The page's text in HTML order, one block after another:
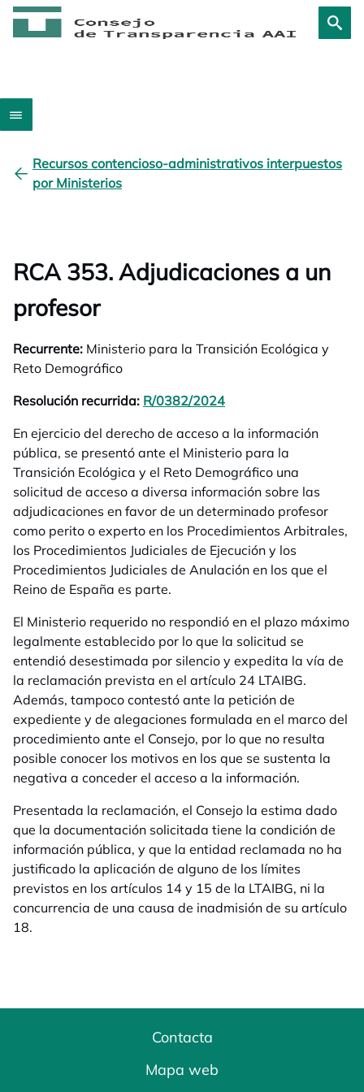
Recursos contencioso-administrativos interpuestos
por Ministerios
RCA 353. Adjudicaciones a un
profesor
Recurrente: Ministerio para la Transición Ecológica y
Reto Demográfico
Resolución recurrida: R/0382/2024
En ejercicio del derecho de acceso a la información
pública, se presentó ante el Ministerio para la
Transición Ecológica y el Reto Demográfico una
solicitud de acceso a diversa información sobre las
adjudicaciones en favor de un determinado profesor
como perito o experto en los Procedimientos Arbitrales,
los Procedimientos Judiciales de Ejecución y los
Procedimientos Judiciales de Anulación en los que el
Reino de España es parte.
El Ministerio requerido no respondió en el plazo máximo
legalmente establecido por lo que la solicitud se
entendió desestimada por silencio y expedita la vía de
la reclamación prevista en el artículo 24 LTAIBG.
Además, tampoco contestó ante la petición de
expediente y de alegaciones formulada en el marco del
procedimiento ante el Consejo, por lo que no resulta
posible conocer los motivos en los que se sustenta la
negativa a conceder el acceso a la información.
Presentada la reclamación, el Consejo la estima dado
que la documentación solicitada tiene la condición de
información pública, y que la entidad reclamada no ha
justificado la aplicación de alguno de los límites
previstos en los artículos 14 y 15 de la LTAIBG, ni la
concurrencia de una causa de inadmisión de su artículo
18.
Contacta
Mapa web